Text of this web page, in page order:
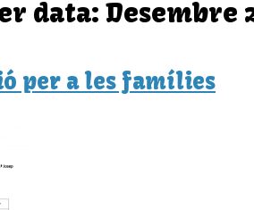
Desembre
per a les famílies